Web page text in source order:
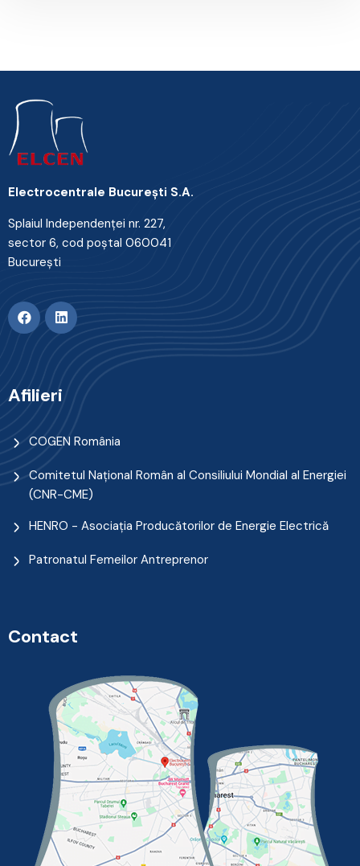
Electrocentrale Bucureşti S.A.
Splaiul Independenţei nr. 227,
sector 6, cod poştal 060041
Bucureşti
Afilieri
COGEN România
Comitetul Naţional Român al Consiliului Mondial al Energiei
(CNR-CME)
HENRO - Asociația Producătorilor de Energie Electrică
Patronatul Femeilor Antreprenor
Contact